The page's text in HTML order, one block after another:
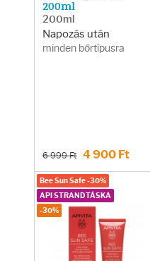
200ml
200ml
Napozás után
minden bőrtípusra
6 999 Ft 4 900 Ft
Bee Sun Safe -30%
API STRANDTÁSKA
-30%
Samponok
Hajhullás kezelése
Testápolás